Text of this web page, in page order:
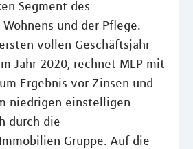
Segment des
und der Pflege.
vollen Geschäftsjahr
Jahr 2020, rechnet MLP mit
Ergebnis vor Zinsen und
niedrigen einstelligen
durch die
Gruppe. Auf die